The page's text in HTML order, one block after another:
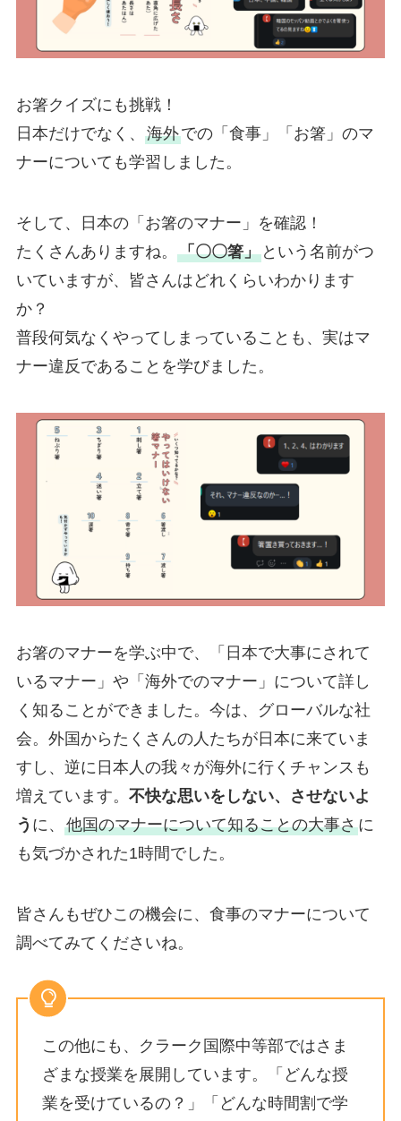
お箸クイズにも挑戦！
日本だけでなく、 海外での「食事」「お箸」のマ
ナーについても学習しました。
そして、日本の「お箸のマナー」を確認！
たくさんありますね。 「〇〇箸」という名前がつ
いていますが、皆さんはどれくらいわかります
か？
普段何気なくやってしまっていることも、実はマ
ナー違反であることを学びました。
お箸のマナーを学ぶ中で、「日本で大事にされて
いるマナー」や「海外でのマナー」について詳し
く知ることができました。今は、グローバルな社
会。外国からたくさんの人たちが日本に来ていま
すし、逆に日本人の我々が海外に行くチャンスも
増えています。 不快な思いをしない、させないよ
う に、 他国のマナーについて知ることの大事さに
も気づかされた1時間でした。
皆さんもぜひこの機会に、食事のマナーについて
調べてみてくださいね。
この他にも、クラーク国際中等部ではさま
ざまな授業を展開しています。「どんな授
業を受けているの？」「どんな時間割で学